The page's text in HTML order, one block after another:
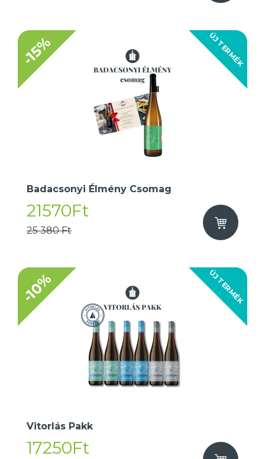
ÚJ TERMÉK
-15%
Badacsonyi Élmény Csomag
21570Ft
25 380 Ft
ÚJ TERMÉK
-10%
Vitorlás Pakk
17250Ft